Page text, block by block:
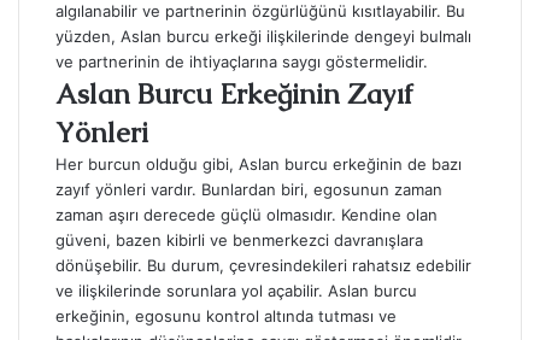
algılanabilir ve partnerinin özgürlüğünü kısıtlayabilir. Bu
yüzden, Aslan burcu erkeği ilişkilerinde dengeyi bulmalı
ve partnerinin de ihtiyaçlarına saygı göstermelidir.
Aslan Burcu Erkeğinin Zayıf
Yönleri
Her burcun olduğu gibi, Aslan burcu erkeğinin de bazı
zayıf yönleri vardır. Bunlardan biri, egosunun zaman
zaman aşırı derecede güçlü olmasıdır. Kendine olan
güveni, bazen kibirli ve benmerkezci davranışlara
dönüşebilir. Bu durum, çevresindekileri rahatsız edebilir
ve ilişkilerinde sorunlara yol açabilir. Aslan burcu
erkeğinin, egosunu kontrol altında tutması ve